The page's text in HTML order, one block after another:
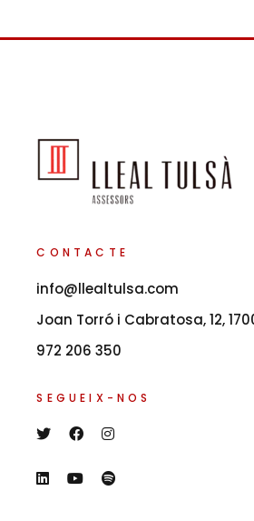
CONTACTE
info@llealtulsa.com
Joan Torró i Cabratosa, 12,
972 206 350
SEGUEIX-NOS